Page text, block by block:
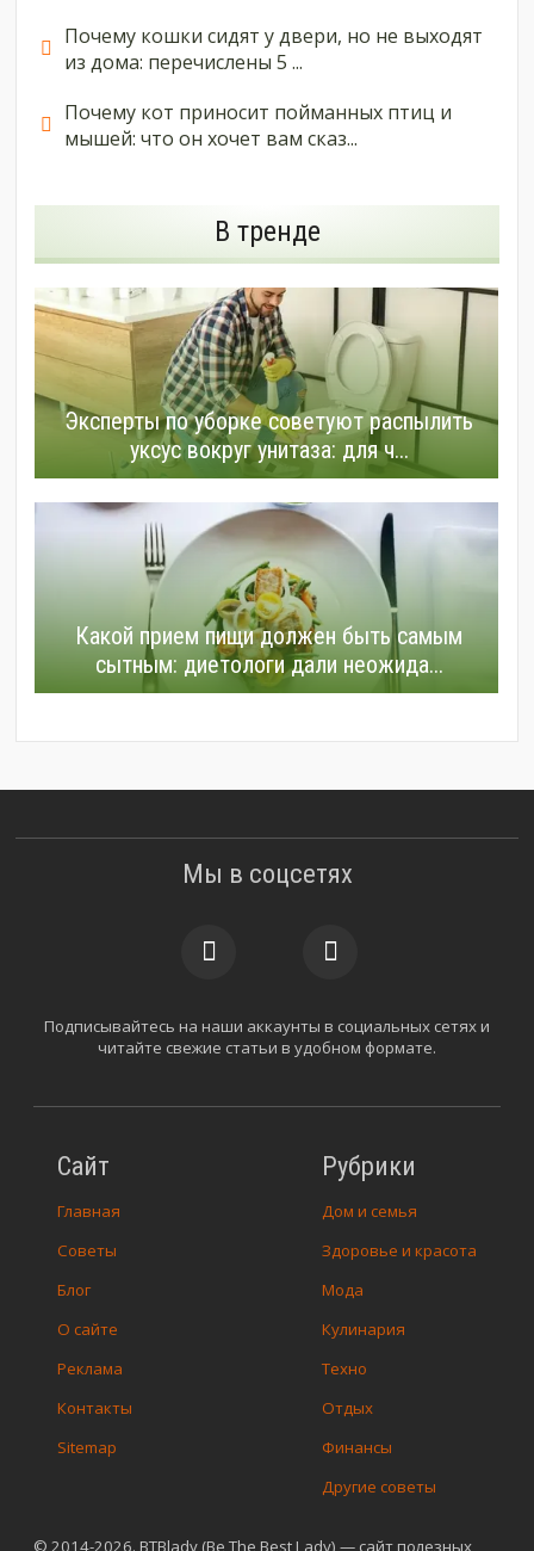
Почему кошки сидят у двери, но не выходят
из дома: перечислены 5 ...
Почему кот приносит пойманных птиц и
мышей: что он хочет вам сказ...
В тренде
Эксперты по уборке советуют распылить
уксус вокруг унитаза: для ч...
Какой прием пищи должен быть самым
сытным: диетологи дали неожида...
© 2014-2026. BTBlady (Be The Best Lady) — сайт полезных
Сайт
Главная
Советы
Блог
О сайте
Реклама
Контакты
Sitemap
Рубрики
Дом и семья
Здоровье и красота
Мода
Кулинария
Техно
Отдых
Финансы
Другие советы
Мы в соцсетях
Подписывайтесь на наши аккаунты в социальных сетях и
читайте свежие статьи в удобном формате.